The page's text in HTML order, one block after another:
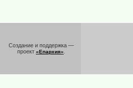
Создание и поддержка —
проект «Епархия»